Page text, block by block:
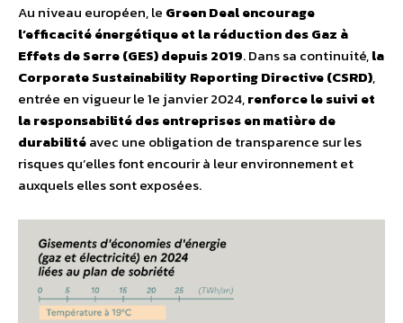
Au niveau européen, le Green Deal encourage
l’efficacité énergétique et la réduction des Gaz à
Effets de Serre (GES) depuis 2019. Dans sa continuité,la
Corporate Sustainability Reporting Directive (CSRD),
entrée en vigueur le 1e janvier 2024,renforce le suivi et
la responsabilité des entreprises en matière de
durabilitéavec une obligation de transparence sur les
risques qu’elles font encourir à leur environnement et
auxquels elles sont exposées.